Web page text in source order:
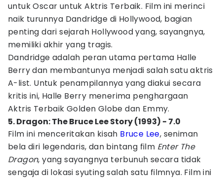
untuk Oscar untuk Aktris Terbaik. Film ini merinci
naik turunnya Dandridge di Hollywood, bagian
penting dari sejarah Hollywood yang, sayangnya,
memiliki akhir yang tragis.
Dandridge adalah peran utama pertama Halle
Berry dan membantunya menjadi salah satu aktris
A-list. Untuk penampilannya yang diakui secara
kritis ini, Halle Berry menerima penghargaan
Aktris Terbaik Golden Globe dan Emmy.
5. Dragon: The Bruce Lee Story (1993) - 7.0
Film ini menceritakan kisah Bruce Lee, seniman
bela diri legendaris, dan bintang film Enter The
Dragon, yang sayangnya terbunuh secara tidak
sengaja di lokasi syuting salah satu filmnya. Film ini